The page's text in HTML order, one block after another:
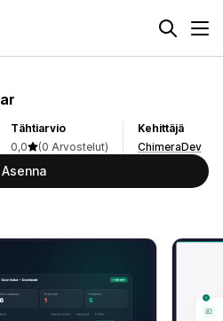
Tähtiarvio
0,0
(0 Arvostelut)
Kehittäjä
ChimeraDev
Asenna